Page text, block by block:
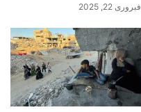
فبروری 22, 2025